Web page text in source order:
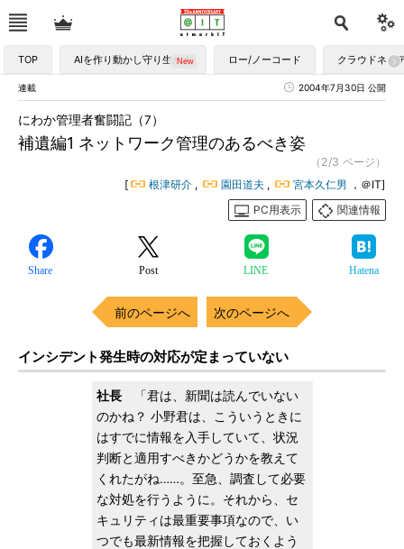
TOP AIを作り動かし守り生かす ロー/ノーコード クラウドネイ
連載 2004年7月30日 公開
補遺編1 ネットワーク管理のあるべき姿
にわか管理者奮闘記（7）
（2/3 ページ）
[
根津研介 , 園田道夫 , 宮本久仁男 ，＠IT]
PC用表示
関連情報
Share Post LINE Hatena
前のページへ 次のページへ
インシデント発生時の対応が定まっていない
社長「君は、新聞は読んでいない
のかね？ 小野君は、こういうときに
はすでに情報を入手していて、状況
判断と適用すべきかどうかを教えて
くれたがね……。至急、調査して必要
な対処を行うように。それから、セ
キュリティは最重要事項なので、い
つでも最新情報を把握しておくよう